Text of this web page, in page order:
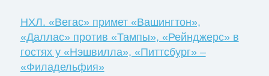
НХЛ. «Вегас» примет «Вашингтон»,
«Даллас» против «Тампы», «Рейнджерс» в
гостях у «Нэшвилла», «Питтсбург» –
«Филадельфия»